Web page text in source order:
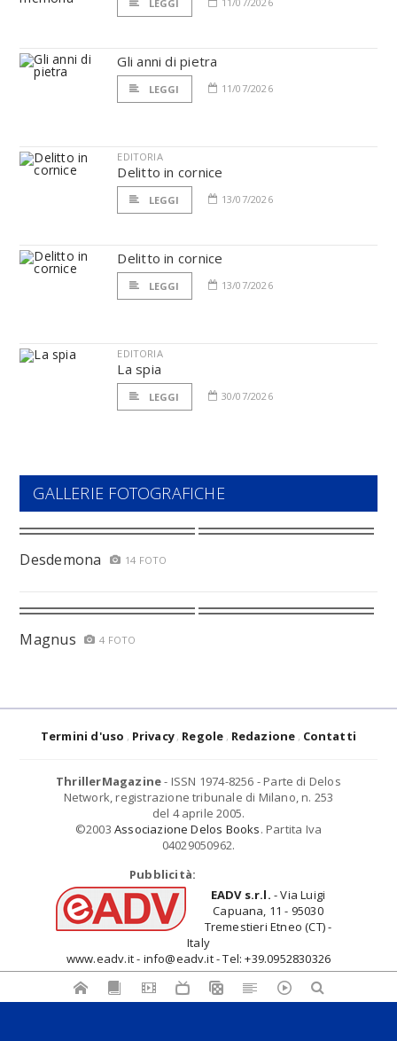
LEGGI
Gli anni di pietra
LEGGI 11/07/2026
EDITORIA
Delitto in cornice
LEGGI 13/07/2026
Delitto in cornice
LEGGI 13/07/2026
EDITORIA
La spia
LEGGI 30/07/2026
GALLERIE FOTOGRAFICHE
Desdemona 14 FOTO
Magnus 4 FOTO
Termini d'uso Privacy Regole Redazione Contatti
ThrillerMagazine- ISSN 1974-8256 - Parte di Delos
Network, registrazione tribunale di Milano, n. 253
del 4 aprile 2005.
©2003 Associazione Delos Books. Partita Iva
04029050962.
Pubblicità:
EADV s.r.l. - Via Luigi
Capuana, 11 - 95030
Tremestieri Etneo (CT) -
Italy
www.eadv.it - info@eadv.it - Tel: +39.0952830326